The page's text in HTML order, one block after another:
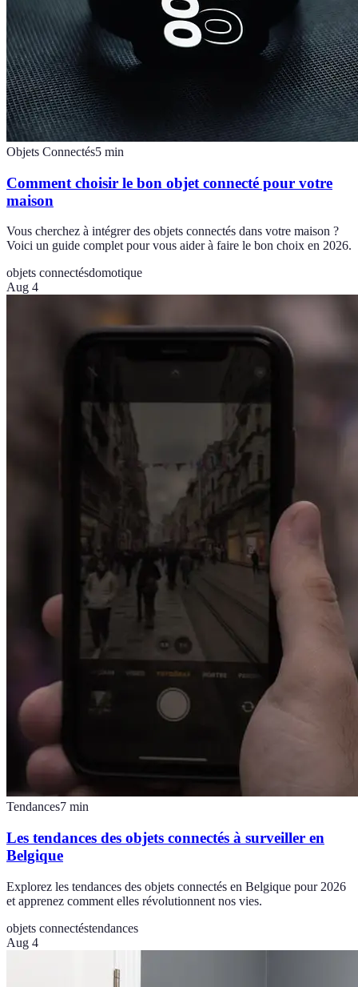
Objets Connectés5 min
Comment choisir le bon objet connecté pour votre
maison
Vous cherchez à intégrer des objets connectés dans votre maison ?
Voici un guide complet pour vous aider à faire le bon choix en 2026.
objets connectésdomotique
Aug 4
Tendances7 min
Les tendances des objets connectés à surveiller en
Belgique
Explorez les tendances des objets connectés en Belgique pour 2026
et apprenez comment elles révolutionnent nos vies.
objets connectéstendances
Aug 4